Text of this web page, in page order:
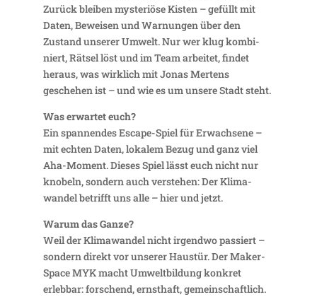
Zurück bleiben myste­riöse Kisten – gefüllt mit
Daten, Beweisen und Warnungen über den
Zustand unserer Umwelt. Nur wer klug kombi­
niert, Rätsel löst und im Team arbeitet, findet
heraus, was wirk­lich mit Jonas Mertens
geschehen ist – und wie es um unsere Stadt steht.
Was erwartet euch?
Ein span­nendes Escape-Spiel für Erwach­sene –
mit echten Daten, lokalem Bezug und ganz viel
Aha-Moment. Dieses Spiel lässt euch nicht nur
knobeln, sondern auch verstehen: Der Klima­
wandel betrifft uns alle – hier und jetzt.
Warum das Ganze?
Weil der Klima­wandel nicht irgendwo passiert –
sondern direkt vor unserer Haustür. Der Maker­
Space MYK macht Umwelt­bil­dung konkret
erlebbar: forschend, ernst­haft, gemein­schaft­lich.